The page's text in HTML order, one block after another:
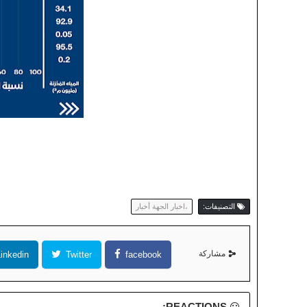
التصنيفات: ،اخبار الجهة أخبار
مشاركة facebook
Twitter